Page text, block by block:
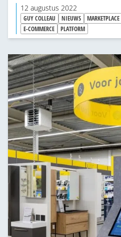
12 augustus 2022
GUY COLLEAU NIEUWS MARKETPLACE
E-COMMERCE
PLATFORM